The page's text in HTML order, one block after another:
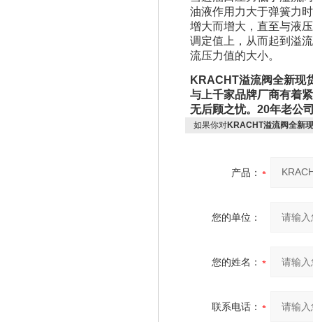
油液作用力大于弹簧力
增大而增大，直至与液
调定值上，从而起到溢
流压力值的大小。
KRACHT溢流阀全新现
与上千家品牌厂商有着
无后顾之忧。20年老公
如果你对KRACHT溢流阀全新
产品：
您的单位：
您的姓名：
联系电话：